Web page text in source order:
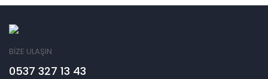
BİZE ULAŞIN
0537 327 13 43